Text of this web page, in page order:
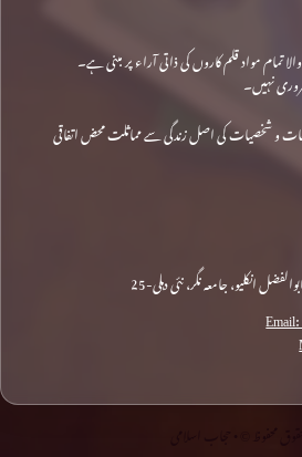
مواد قلم کاروں کی ذاتی آراء پر مبنی ہے۔
نہیں۔
و شخصیات کی اصل زندگی سے مماثلت محض اتفاقی